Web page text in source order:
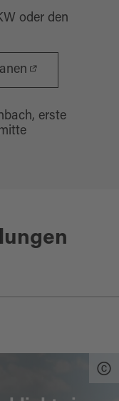
oder den
erste